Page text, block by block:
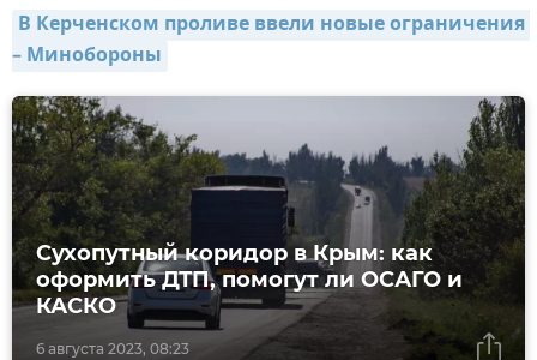
В Керченском проливе ввели новые ограничения
– Минобороны
6 августа 2023, 08:23
Сухопутный коридор в Крым: как
оформить ДТП, помогут ли ОСАГО и
КАСКО